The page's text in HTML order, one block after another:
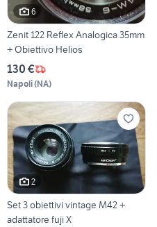
6
Zenit 122 Reflex Analogica 35mm
+ Obiettivo Helios
130 €
Napoli(NA)
2
Set 3 obiettivi vintage M42 +
adattatore fuji X